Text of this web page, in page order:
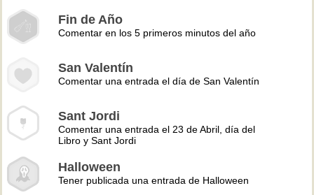
Fin de Año
Comentar en los 5 primeros minutos del año
San Valentín
Comentar una entrada el día de San Valentín
Sant Jordi
Comentar una entrada el 23 de Abril, día del
Libro y Sant Jordi
Halloween
Tener publicada una entrada de Halloween